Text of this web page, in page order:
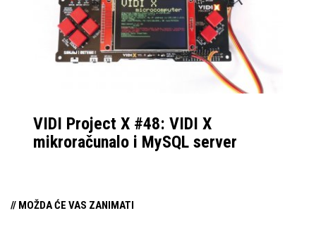
VIDI Project X #48: VIDI X
mikroračunalo i MySQL server
// MOŽDA ĆE VAS ZANIMATI